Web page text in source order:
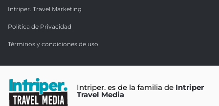
Intriper. Travel Marketing
Política de Privacidad
Términos y condiciones de uso
Intriper. es de la familia de Intriper
Travel Media